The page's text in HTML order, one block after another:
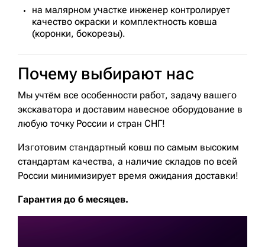
на малярном участке инженер контролирует
качество окраски и комплектность ковша
(коронки, бокорезы).
Почему выбирают нас
Мы учтём все особенности работ, задачу вашего
экскаватора и доставим навесное оборудование в
любую точку России и стран СНГ!
Изготовим стандартный ковш по самым высоким
стандартам качества, а наличие складов по всей
России минимизирует время ожидания доставки!
Гарантия до 6 месяцев.